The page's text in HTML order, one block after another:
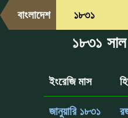
বাংলাদেশ ১৮৩১
১৮৩১ সাল
ইংরেজি মাস
জানুয়ারি ১৮৩১